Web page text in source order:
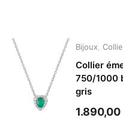
Bijoux
Collier
750/1000
gris
1.890,00